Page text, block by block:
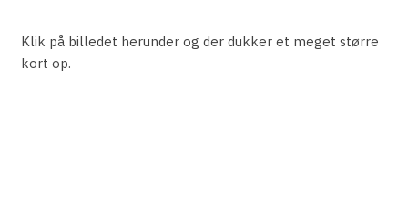
Klik på billedet herunder og der dukker et meget større
kort op.​